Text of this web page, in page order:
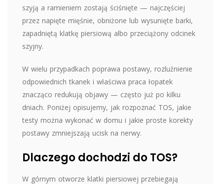
szyją a ramieniem zostają ściśnięte — najczęściej
przez napięte mięśnie, obniżone lub wysunięte barki,
zapadniętą klatkę piersiową albo przeciążony odcinek
szyjny.
W wielu przypadkach poprawa postawy, rozluźnienie
odpowiednich tkanek i właściwa praca łopatek
znacząco redukują objawy — często już po kilku
dniach. Poniżej opisujemy, jak rozpoznać TOS, jakie
testy można wykonać w domu i jakie proste korekty
postawy zmniejszają ucisk na nerwy.
Dlaczego dochodzi do TOS?
W górnym otworze klatki piersiowej przebiegają